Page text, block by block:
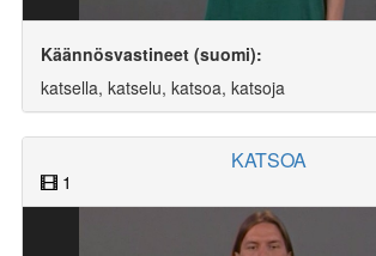
Käännösvastineet (suomi):
katsella, katselu, katsoa, katsoja
KATSOA
1